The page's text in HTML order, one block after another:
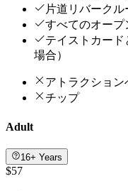
片道リバークル
すべてのオープ
テイストカー
場合）
アトラクション
チップ
Adult
16+ Years
$57